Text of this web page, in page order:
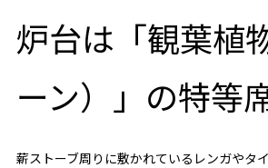
炉台は「観葉植
ーン）」の特等
薪ストーブ周りに敷かれているレンガやタ